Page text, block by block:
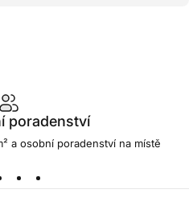
poradenství
a osobní poradenství na místě